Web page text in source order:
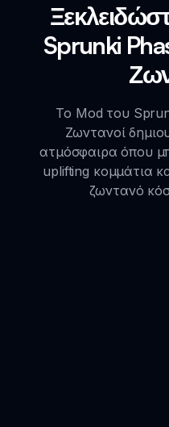
Sprunki
Το Mod του
Ζωντανοί
ατμόσφαιρα όπου
uplifting κομμάτια
ζωντανό